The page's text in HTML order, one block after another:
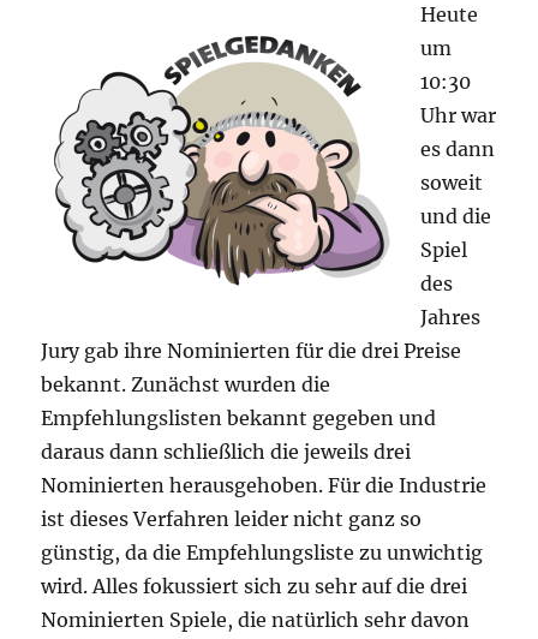
Heute
um
10:30
Uhr war
es dann
soweit
und die
Spiel
des
Jahres
Jury gab ihre Nominierten für die drei Preise
bekannt. Zunächst wurden die
Empfehlungslisten bekannt gegeben und
daraus dann schließlich die jeweils drei
Nominierten herausgehoben. Für die Industrie
ist dieses Verfahren leider nicht ganz so
günstig, da die Empfehlungsliste zu unwichtig
wird. Alles fokussiert sich zu sehr auf die drei
Nominierten Spiele, die natürlich sehr davon